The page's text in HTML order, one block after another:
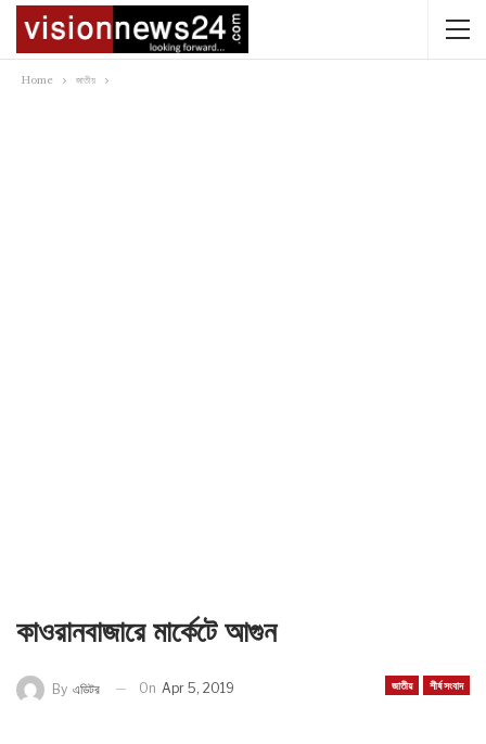
Home জাতীয়
কাওরানবাজারে মার্কেটে আগুন
জাতীয় শীর্ষ সংবাদ
By এডিটর On Apr 5, 2019